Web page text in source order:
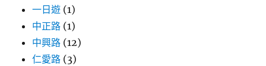
一日遊 (1)
中正路 (1)
中興路 (12)
仁愛路 (3)